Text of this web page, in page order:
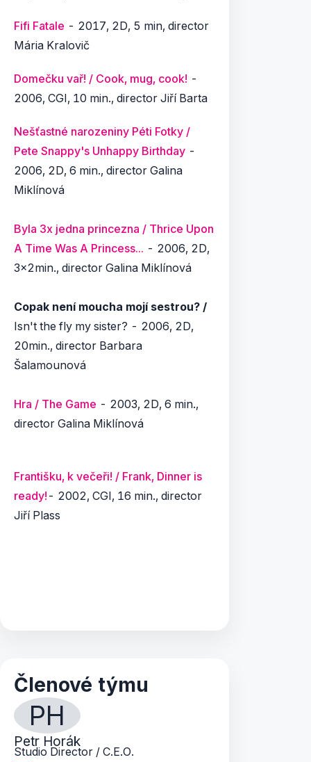
Fifi Fatale - 2017, 2D, 5 min, director
Mária Kralovič
Domečku vař! / Cook, mug, cook! -
2006, CGI, 10 min., director Jiří Barta
Nešťastné narozeniny Péti Fotky /
Pete Snappy's Unhappy Birthday -
2006, 2D, 6 min., director Galina
Miklínová
Byla 3x jedna princezna / Thrice Upon
A Time Was A Princess... - 2006, 2D,
3x2min., director Galina Miklínová
Copak není moucha mojí sestrou? /
Isn't the fly my sister? - 2006, 2D,
20min., director Barbara
Šalamounová
Hra / The Game - 2003, 2D, 6 min.,
director Galina Miklínová
Františku, k večeři! / Frank, Dinner is
ready! - 2002, CGI, 16 min., director
Jiří Plass
Členové týmu
PH
Petr Horák
Studio Director / C.E.O.